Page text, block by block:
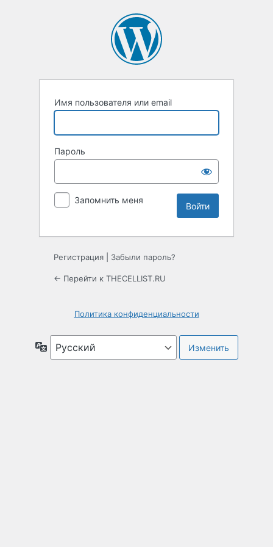
Имя пользователя или email
Пароль
Запомнить меня
Регистрация Забыли пароль?
← Перейти к THECELLIST.RU
Политика конфиденциальности
Язык